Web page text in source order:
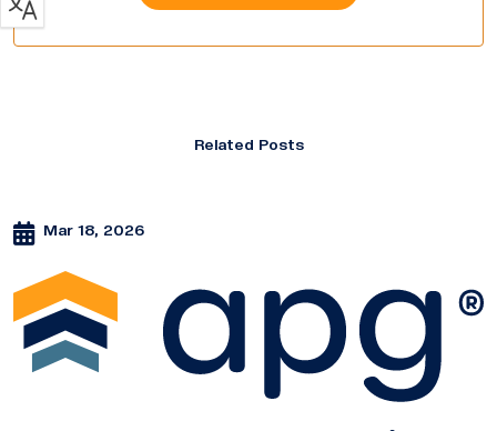
Related Posts
Mar 18, 2026